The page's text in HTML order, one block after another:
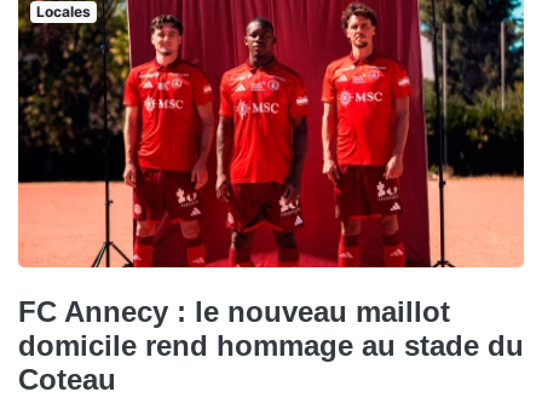
Locales
FC Annecy : le nouveau maillot
domicile rend hommage au stade du
Coteau